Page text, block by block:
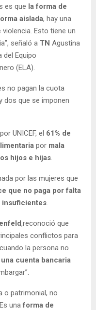
es que la forma de
aislada, hay una
Esto tiene un
señaló a TN Agustina
del Equipo
(ELA).
no pagan la cuota
dos que se imponen
UNICEF, el 61% de
por mala
hijos e hijas.
por las mujeres que
que no paga por falta
insuficientes.
,reconoció que
conflictos para
la persona no
una cuenta bancaria
o patrimonial, no
unaforma de